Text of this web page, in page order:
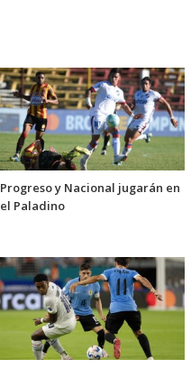
Progreso y Nacional jugarán en
el Paladino